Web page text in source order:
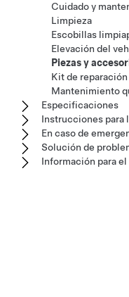
Cuidado y
Limpieza
Escobillas
Elevación del
Piezas y
Kit de
Mantenimiento
Especificaciones
Instrucciones para
En caso de
Solución de
Información para